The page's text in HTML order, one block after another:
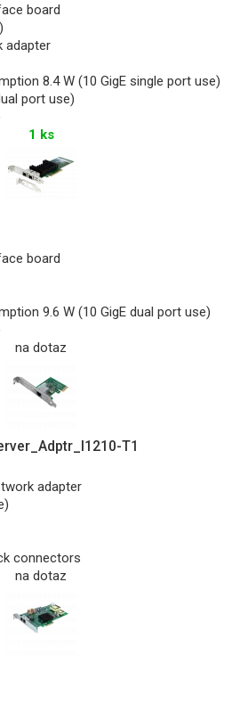
board
adapter
8.4 W (10 GigE single port use)
port use)
1 ks
board
9.6 W (10 GigE dual port use)
na dotaz
T1
adapter
connectors
na dotaz